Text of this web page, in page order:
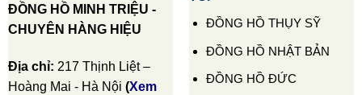
ĐỒNG HỒ MINH TRIỆU -
CHUYÊN HÀNG HIỆU
Địa chỉ: 217 Thịnh Liệt –
Hoàng Mai - Hà Nội (Xem
ĐỒNG HỒ THỤY SỸ
ĐỒNG HỒ NHẬT BẢN
ĐỒNG HỒ ĐỨC